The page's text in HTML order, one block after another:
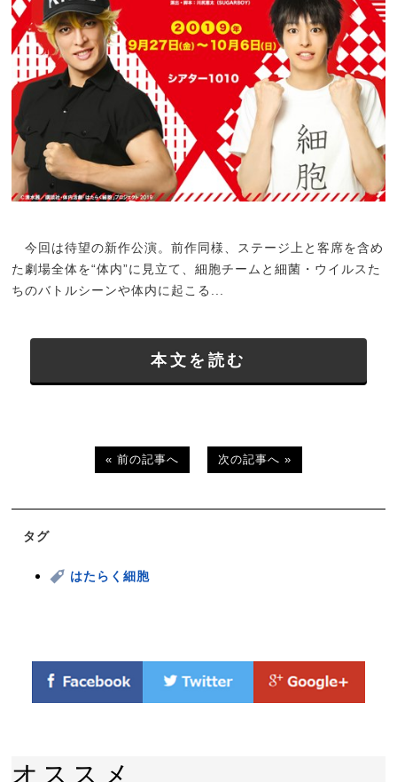
今回は待望の新作公演。前作同様、ステージ上と客席を含め
た劇場全体を“体内”に見立て、細胞チームと細菌・ウイルスた
ちのバトルシーンや体内に起こる...
本文を読む
« 前の記事へ 次の記事へ »
タグ
はたらく細胞
オススメ